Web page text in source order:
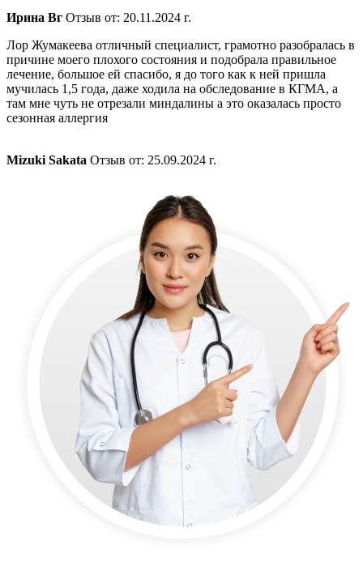
Ирина Вг Отзыв от: 20.11.2024 г.
Лор Жумакеева отличный специалист, грамотно разобралась в
причине моего плохого состояния и подобрала правильное
лечение, большое ей спасибо, я до того как к ней пришла
мучилась 1,5 года, даже ходила на обследование в КГМА, а
там мне чуть не отрезали миндалины а это оказалась просто
сезонная аллергия
Mizuki Sakata Отзыв от: 25.09.2024 г.